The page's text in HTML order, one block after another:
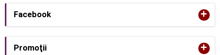
Facebook +
Promoţii +